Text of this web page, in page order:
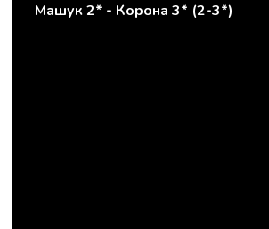
Машук 2* - Корона 3* (2-3*)